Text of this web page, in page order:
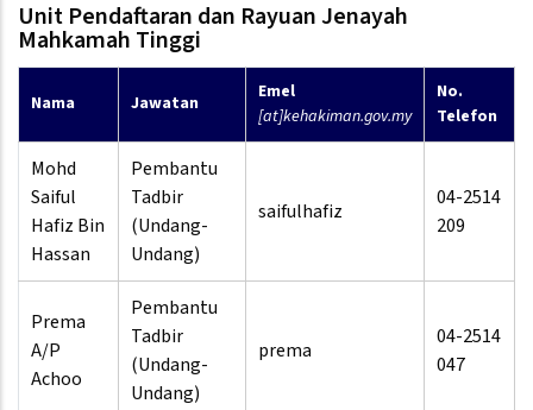
Unit Pendaftaran dan Rayuan Jenayah
Mahkamah Tinggi
Nama Jawatan
Emel
[at]kehakiman.gov.my
No.
Telefon
Mohd
Saiful
Hafiz Bin
Hassan
Pembantu
Tadbir
(Undang-
Undang)
saifulhafiz
04-2514
209
Prema
A/P
Achoo
Pembantu
Tadbir
(Undang-
Undang)
prema
04-2514
047